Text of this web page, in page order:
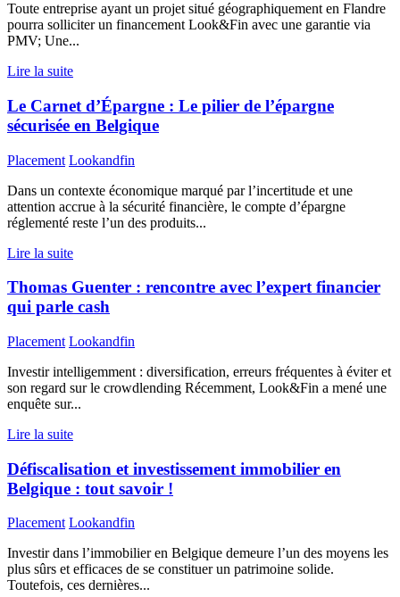
Toute entreprise ayant un projet situé géographiquement en Flandre
pourra solliciter un financement Look&Fin avec une garantie via
PMV; Une...
Lire la suite
Le Carnet d’Épargne : Le pilier de l’épargne
sécurisée en Belgique
Placement Lookandfin
Dans un contexte économique marqué par l’incertitude et une
attention accrue à la sécurité financière, le compte d’épargne
réglementé reste l’un des produits...
Lire la suite
Thomas Guenter : rencontre avec l’expert financier
qui parle cash
Placement Lookandfin
Investir intelligemment : diversification, erreurs fréquentes à éviter et
son regard sur le crowdlending Récemment, Look&Fin a mené une
enquête sur...
Lire la suite
Défiscalisation et investissement immobilier en
Belgique : tout savoir !
Placement Lookandfin
Investir dans l’immobilier en Belgique demeure l’un des moyens les
plus sûrs et efficaces de se constituer un patrimoine solide.
Toutefois, ces dernières...